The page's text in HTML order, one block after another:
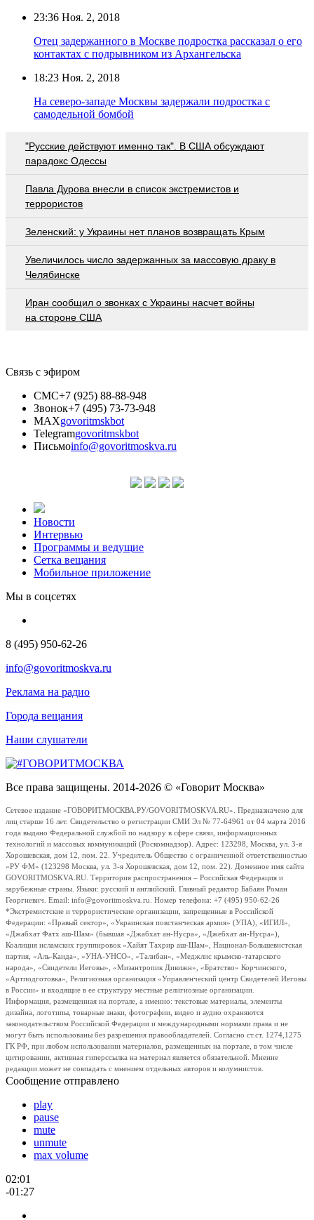
23:36 Ноя. 2, 2018
Отец задержанного в Москве подростка рассказал о его
контактах с подрывником из Архангельска
18:23 Ноя. 2, 2018
На северо-западе Москвы задержали подростка с
самодельной бомбой
"Русские действуют именно так". В США обсуждают
парадокс Одессы
Павла Дурова внесли в список экстремистов и
террористов
Зеленский: у Украины нет планов возвращать Крым
Увеличилось число задержанных за массовую драку в
Челябинске
Иран сообщил о звонках с Украины насчет войны
на стороне США
Связь с эфиром
СМС+7 (925) 88-88-948
Звонок+7 (495) 73-73-948
MAXgovoritmskbot
Telegramgovoritmskbot
Письмоinfo@govoritmoskva.ru
Новости
Интервью
Программы и ведущие
Сетка вещания
Мобильное приложение
Мы в соцсетях
8 (495) 950-62-26
info@govoritmoskva.ru
Реклама на радио
Города вещания
Наши слушатели
Все права защищены. 2014-2026 © «Говорит Москва»
Сетевое издание «ГОВОРИТМОСКВА.РУ/GOVORITMOSKVA.RU». Предназначено для
лиц старше 16 лет. Свидетельство о регистрации СМИ Эл № 77-64961 от 04 марта 2016
года выдано Федеральной службой по надзору в сфере связи, информационных
технологий и массовых коммуникаций (Роскомнадзор). Адрес: 123298, Москва, ул. 3-я
Хорошевская, дом 12, пом. 22. Учредитель Общество с ограниченной ответственностью
«РУ ФМ» (123298 Москва, ул. 3-я Хорошевская, дом 12, пом. 22). Доменное имя сайта
GOVORITMOSKVA.RU. Территория распространения – Российская Федерация и
зарубежные страны. Языки: русский и английский. Главный редактор Бабаян Роман
Георгиевич. Email: info@govoritmoskva.ru. Номер телефона: +7 (495) 950-62-26
*Экстремистские и террористические организации, запрещенные в Российской
Федерации: «Правый сектор», «Украинская повстанческая армия» (УПА), «ИГИЛ»,
«Джабхат Фатх аш-Шам» (бывшая «Джабхат ан-Нусра», «Джебхат ан-Нусра»),
Коалиция исламских группировок «Хайят Тахрир аш-Шам», Национал-Большевистская
партия, «Аль-Каида», «УНА-УНСО», «Талибан», «Меджлис крымско-татарского
народа», «Свидетели Иеговы», «Мизантропик Дивижн», «Братство» Корчинского,
«Артподготовка», Религиозная организация «Управленческий центр Свидетелей Иеговы
в России» и входящие в ее структуру местные религиозные организации.
Информация, размещенная на портале, а именно: текстовые материалы, элементы
дизайна, логотипы, товарные знаки, фотографии, видео и аудио охраняются
законодательством Российской Федерации и международными нормами права и не
могут быть использованы без разрешения правообладателей. Согласно ст.ст. 1274,1275
ГК РФ, при любом использовании материалов, размещенных на портале, в том числе
цитировании, активная гиперссылка на материал является обязательной. Мнение
редакции может не совпадать с мнением отдельных авторов и колумнистов.
Сообщение отправлено
play
pause
mute
unmute
max volume
02:01
-01:27